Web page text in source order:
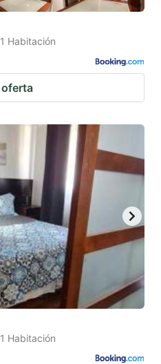
Habitación
Habitación